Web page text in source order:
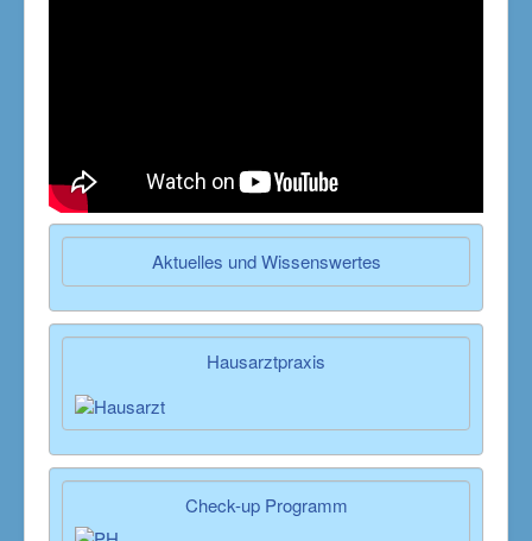
Aktuelles und Wissenswertes
Hausarztpraxis
Check-up Programm